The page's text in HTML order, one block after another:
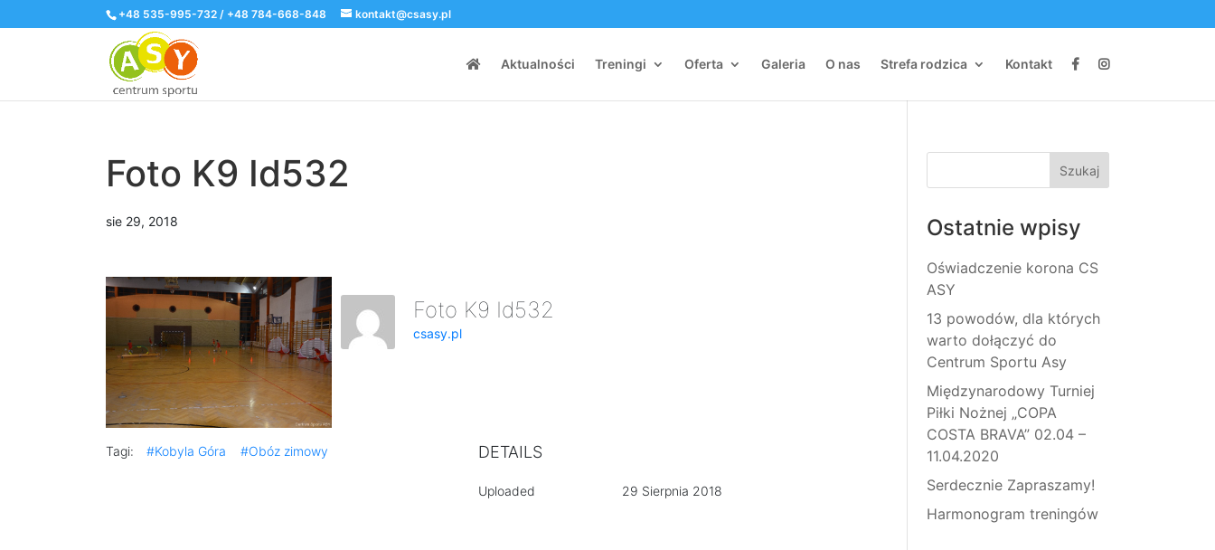
+48 535-995-732 / +48 784-668-848 kontakt@csasy.pl
Aktualności Treningi Oferta Galeria O nas Strefa rodzica Kontakt
Foto K9 Id532
sie 29, 2018
Foto K9 Id532
csasy.pl
Tagi: #Kobyla Góra #Obóz zimowy DETAILS
Uploaded 29 Sierpnia 2018
Ostatnie wpisy
Oświadczenie korona CS
ASY
13 powodów, dla których
warto dołączyć do
Centrum Sportu Asy
Międzynarodowy Turniej
Piłki Nożnej „COPA
COSTA BRAVA” 02.04 –
11.04.2020
Serdecznie Zapraszamy!
Harmonogram treningów